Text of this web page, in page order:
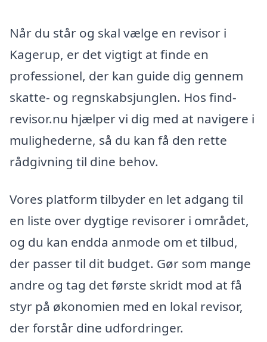
Når du står og skal vælge en revisor i
Kagerup, er det vigtigt at finde en
professionel, der kan guide dig gennem
skatte- og regnskabsjunglen. Hos find-
revisor.nu hjælper vi dig med at navigere i
mulighederne, så du kan få den rette
rådgivning til dine behov.
Vores platform tilbyder en let adgang til
en liste over dygtige revisorer i området,
og du kan endda anmode om et tilbud,
der passer til dit budget. Gør som mange
andre og tag det første skridt mod at få
styr på økonomien med en lokal revisor,
der forstår dine udfordringer.